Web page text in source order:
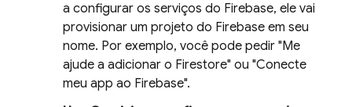
a configurar os serviços do Firebase, ele vai
provisionar um projeto do Firebase em seu
nome. Por exemplo, você pode pedir "Me
ajude a adicionar o Firestore" ou "Conecte
meu app ao Firebase".